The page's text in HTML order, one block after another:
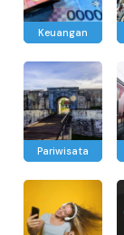
Keuangan
Pariwisata